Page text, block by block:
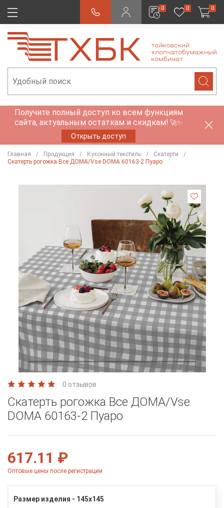
0 0 0
Получите полный доступ ко всем функциям
сайта, актуальным остаткам и скидкам! 🚀✨
Открыть доступ
Главная Продукция Кухонный текстиль
Скатерти
Скатерть рогожка Все ДОМА/Vse DOMA 60163-2 Пуаро
0 отзывов
Скатерть рогожка Все ДОМА/Vse
DOMA 60163-2 Пуаро
617.11 ₽
Оптовые цены после регистрации
Размер изделия - 145х145